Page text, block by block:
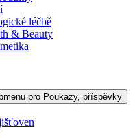
léčbě
& Beauty
pro Poukazy, příspěvky